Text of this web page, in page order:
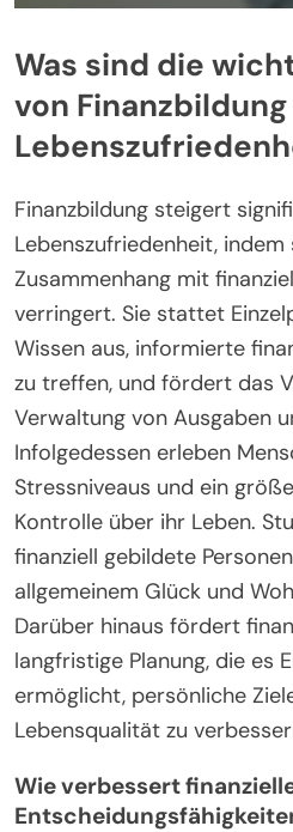
Was sind die
von
Finanzbildung steigert
Lebenszufriedenheit, indem
Zusammenhang mit
verringert. Sie stattet
Wissen aus, informierte
zu treffen, und fördert das
Verwaltung von Ausgaben
Infolgedessen erleben
Stressniveaus und ein
Kontrolle über ihr Leben.
finanziell gebildete
allgemeinem Glück und
Darüber hinaus fördert
langfristige Planung, die es
ermöglicht, persönliche
Lebensqualität zu
Wie verbessert